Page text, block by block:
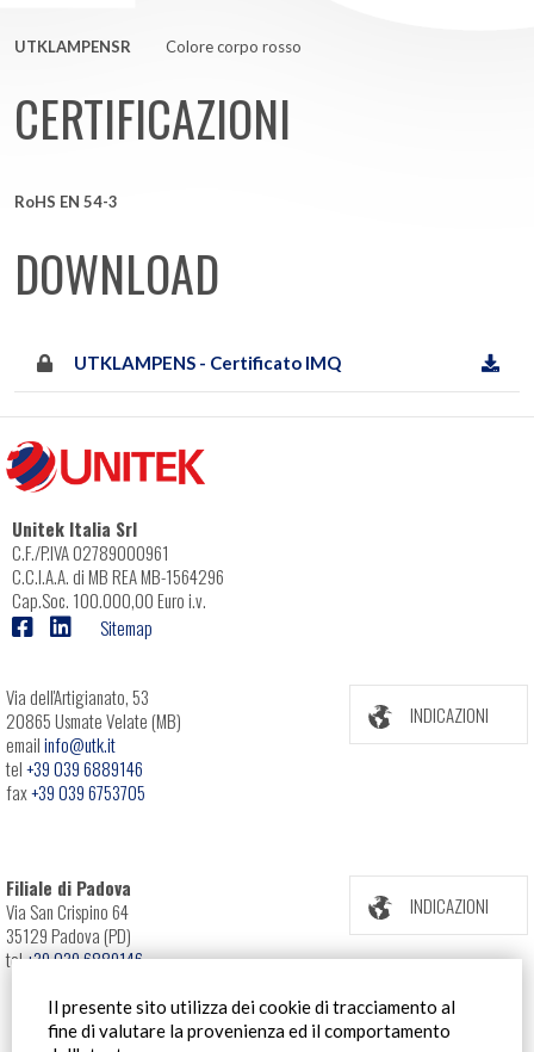
Il presente sito utilizza dei cookie di tracciamento al
fine di valutare la provenienza ed il comportamento
UTKLAMPENSR Colore corpo rosso
CERTIFICAZIONI
RoHS EN 54-3
DOWNLOAD
UTKLAMPENS - Certificato IMQ
Unitek Italia Srl
C.F./P.IVA 02789000961
C.C.I.A.A. di MB REA MB-1564296
Cap.Soc. 100.000,00 Euro i.v.
Sitemap
Via dell'Artigianato, 53
20865 Usmate Velate (MB)
emailinfo@utk.it
tel+39 039 6889146
fax+39 039 6753705
INDICAZIONI
Filiale di Padova
Via San Crispino 64
35129 Padova (PD)
tel+39 039 6889146
INDICAZIONI